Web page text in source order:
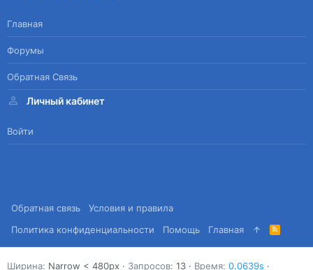
Главная
Форумы
Обратная Связь
Личный кабинет
Войти
Обратная связь
Условия и правила
Политика конфиденциальности
Помощь Главная
R
S
S
Ширина Запросов 13 Время 0.0639s